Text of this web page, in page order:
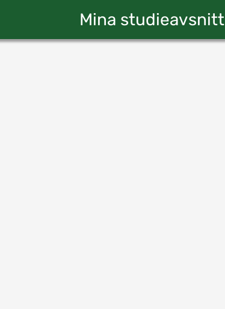
Mina studieavsnitt